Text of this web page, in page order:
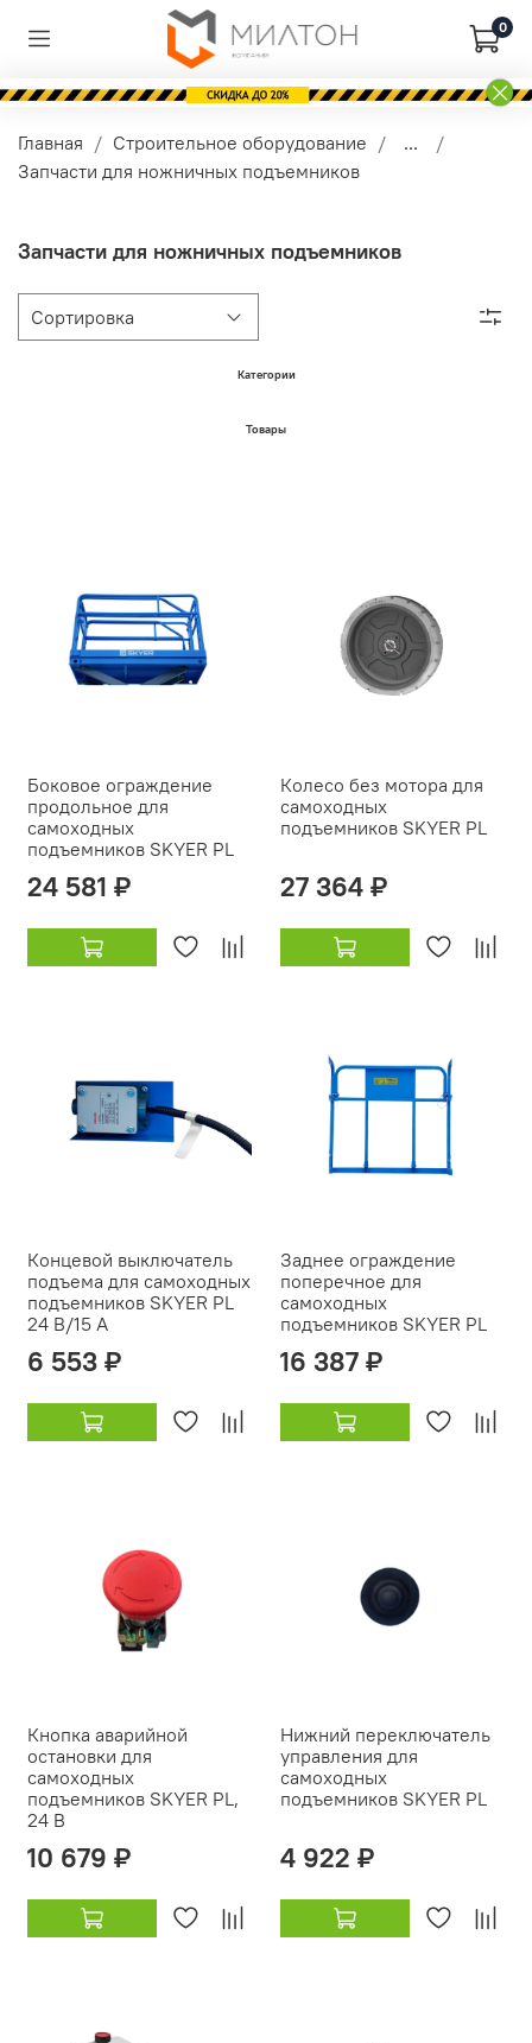
0
Главная Строительное оборудование
...
Запчасти для ножничных подъемников
Запчасти для ножничных подъемников
Категории
Товары
Боковое ограждение
продольное для
самоходных
подъемников SKYER PL
24 581 ₽
Колесо без мотора для
самоходных
подъемников SKYER PL
27 364 ₽
Концевой выключатель
подъема для самоходных
подъемников SKYER PL
24 В/15 A
6 553 ₽
Заднее ограждение
поперечное для
самоходных
подъемников SKYER PL
16 387 ₽
Кнопка аварийной
остановки для
самоходных
подъемников SKYER PL,
24 В
10 679 ₽
Нижний переключатель
управления для
самоходных
подъемников SKYER PL
4 922 ₽